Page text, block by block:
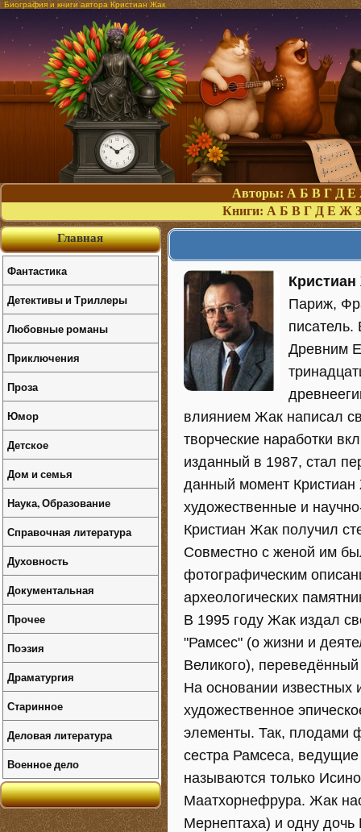
Биография и книги автора Кристиан Жак
Авторы: А Б В Г Д Е
Книги: А Б В Г Д Е Ж З
Париж,
Древним
влиянием Жак написал
творческие наработки
изданный в 1987, стал
данный момент Кристиан
художественные и
Кристиан Жак получил
Совместно с женой им
фотографическим
археологических
В 1995 году Жак издал
"Рамсес" (о жизни и
Великого),
На основании известных
художественное
элементы. Так, плодами
сестра Рамсеса,
называются только
Маатхорнефрура. Жак
Мернептаха) и одну
Главная
Фантастика
Детективы и Триллеры
Любовные романы
Приключения
Проза
Юмор
Детское
Дом и семья
Наука, Образование
Справочная литература
Духовность
Документальная
Прочее
Поэзия
Драматургия
Старинное
Деловая литература
Военное дело